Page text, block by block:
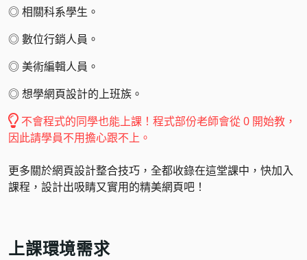
◎相關科系學生。
◎數位行銷人員。
◎美術編輯人員。
◎想學網頁設計的上班族。
不會程式的同學也能上課！程式部份老師會從 0 開始教，
因此請學員不用擔心跟不上。
更多關於網頁設計整合技巧，全都收錄在這堂課中，快加入
課程，設計出吸睛又實用的精美網頁吧！
上課環境需求